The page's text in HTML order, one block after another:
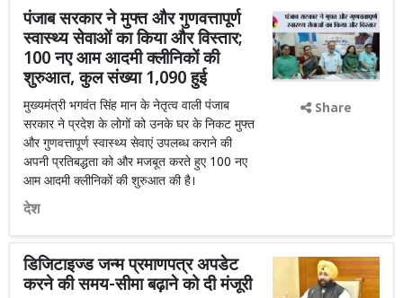
पंजाब सरकार ने मुफ्त और गुणवत्तापूर्ण
स्वास्थ्य सेवाओं का किया और विस्तार;
100 नए आम आदमी क्लीनिकों की
शुरुआत, कुल संख्या 1,090 हुई
मुख्यमंत्री भगवंत सिंह मान के नेतृत्व वाली पंजाब
सरकार ने प्रदेश के लोगों को उनके घर के निकट मुफ्त
और गुणवत्तापूर्ण स्वास्थ्य सेवाएं उपलब्ध कराने की
अपनी प्रतिबद्धता को और मजबूत करते हुए 100 नए
आम आदमी क्लीनिकों की शुरुआत की है।
देश
Share
डिजिटाइज्ड जन्म प्रमाणपत्र अपडेट
करने की समय-सीमा बढ़ाने को दी मंजूरी